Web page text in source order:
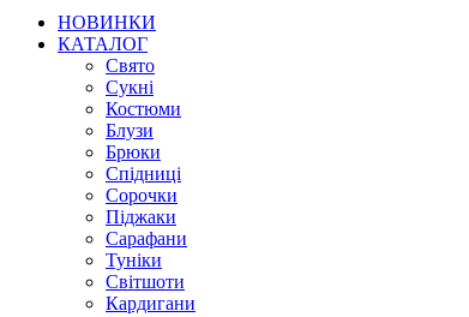
НОВИНКИ
КАТАЛОГ
Свято
Сукні
Костюми
Блузи
Брюки
Спідниці
Сорочки
Піджаки
Сарафани
Туніки
Світшоти
Кардигани